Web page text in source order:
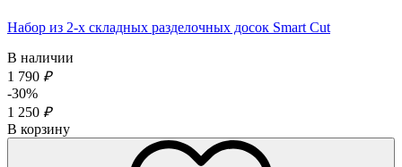
Набор из 2-х складных разделочных досок Smart Cut
В наличии
1 790 ₽
-30%
1 250 ₽
В корзину